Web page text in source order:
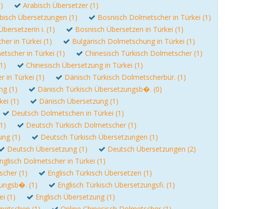
Arabisch Übersetzer (1)
Übersetzungen (1)
Bosnisch Dolmetscher in Türkei (1)
i. (1)
Bosnisch Übersetzen in Türkei (1)
in Türkei (1)
Bulgarisch Dolmetschung in Türkei (1)
in Türkei (1)
Chinesisch Türkisch Dolmetscher (1)
Chinesisch Übersetzung in Türkei (1)
in Türkei (1)
Dänisch Türkisch Dolmetscherbür. (1)
(1)
Dänisch Türkisch Übersetzungsb�. (0)
(1)
Dänisch Übersetzung (1)
Deutsch Dolmetschen in Türkei (1)
Deutsch Türkisch Dolmetscher (1)
(1)
Deutsch Türkisch Übersetzungen (1)
Deutsch Übersetzung (1)
Deutsch Übersetzungen (2)
Dolmetscher in Türkei (1)
(1)
Englisch Türkisch Übersetzen (1)
(1)
Englisch Türkisch Übersetzungsfi. (1)
(1)
Englisch Übersetzung (1)